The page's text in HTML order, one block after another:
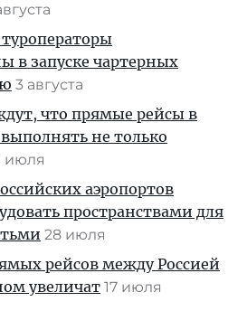
в запуске чартерных
3 августа
что прямые рейсы в
не только
июля
аэропортов
пространствами для
28 июля
рейсов между Россией
увеличат 17 июля